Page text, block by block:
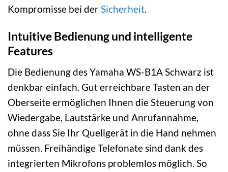
Kompromisse bei der Sicherheit
Intuitive Bedienung und intelligente
Features
Die Bedienung des Yamaha WS-B1A Schwarz ist
denkbar einfach. Gut erreichbare Tasten an der
Oberseite ermöglichen Ihnen die Steuerung von
Wiedergabe, Lautstärke und Anrufannahme,
ohne dass Sie Ihr Quellgerät in die Hand nehmen
müssen. Freihändige Telefonate sind dank des
integrierten Mikrofons problemlos möglich. So